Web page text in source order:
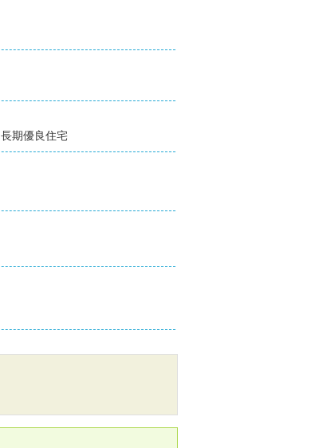
長期優良住宅